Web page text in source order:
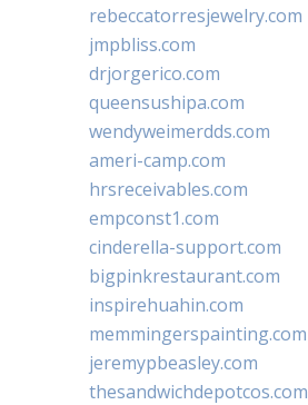
rebeccatorresjewelry.com
jmpbliss.com
drjorgerico.com
queensushipa.com
wendyweimerdds.com
ameri-camp.com
hrsreceivables.com
empconst1.com
cinderella-support.com
bigpinkrestaurant.com
inspirehuahin.com
memmingerspainting.com
jeremypbeasley.com
thesandwichdepotcos.com